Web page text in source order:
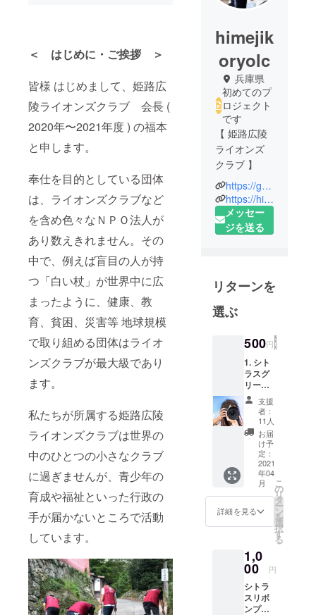
＜ はじめに・ご挨拶 ＞
皆様 はじめまして、姫路広
陵ライオンズクラブ 会長 (
2020年〜2021年度 ) の福本
と申します。
奉仕を目的としている団体
は、ライオンズクラブなど
を含め色々なＮＰＯ法人が
あり数えきれません。その
中で、例えば盲目の人が持
つ「白い杖」が世界中に広
まったように、健康、教
育、貧困、災害等 地球規模
で取り組める団体はライオ
ンズクラブが最大級であり
ます。
私たちが所属する姫路広陵
ライオンズクラブは世界の
中のひとつの小さなクラブ
に過ぎませんが、青少年の
育成や福祉といった行政の
手が届かないところで活動
しています。
himejik
oryolc
兵庫県
初めてのプ
ロジェクト
です
【 姫路広陵
ライオンズ
クラブ 】
世界文化遺
産・姫路城
をシトラス
ラーである
グリーンに
ライトアッ
でシトラス
リボン運動
の大切さを
日本中そし
て世界に伝
えたい。
〒670-0932
姫路市下寺
町43 姫路市
商工会議所
https://greencastle.jp/
https://himeji-koryolc.org/
メッセー
ジを送る
リターンを
選ぶ
500円
1. シト
ラスグ
リーン
にライ
トアッ
プされ
た「姫
路城」
の写真
（デー
タ） 2.
お礼の
メール
をメー
ルでお
送りし
（でき
るだけ
キレイ
にとり
ます
ね！）
支援
者：
11人
お届
け予
定：
2021
年04
月
詳細を見る
こ
の
リ
タ
ー
ン
を
選
択
す
る
1,0
00 円
シトラ
スリボ
ンプロ